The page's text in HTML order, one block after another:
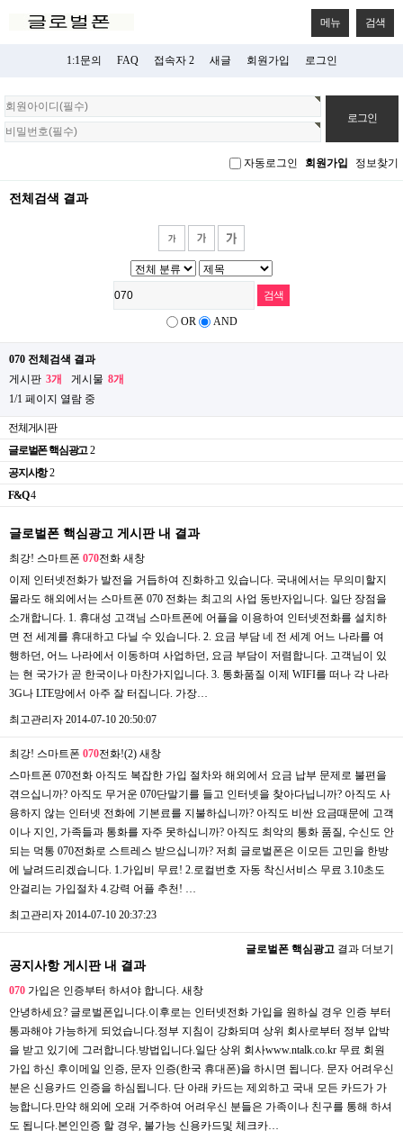
메뉴 검색
1:1문의 FAQ 접속자 2 새글 회원가입 로그인
회
원
로
자동로그인 회원가입 정보찾기
전체검색 결과
OR AND
070 전체검색 결과
게시판 3개 게시물 8개
1/1 페이지 열람 중
전체게시판
글로벌폰 핵심광고 2
공지사항 2
F&Q 4
글로벌폰 핵심광고 게시판 내 결과
최강! 스마트폰 070전화 새창
이제 인터넷전화가 발전을 거듭하여 진화하고 있습니다. 국내에서는 무의미할지
몰라도 해외에서는 스마트폰 070 전화는 최고의 사업 동반자입니다. 일단 장점을
소개합니다. 1. 휴대성 고객님 스마트폰에 어플을 이용하여 인터넷전화를 설치하
면 전 세계를 휴대하고 다닐 수 있습니다. 2. 요금 부담 네 전 세계 어느 나라를 여
행하던, 어느 나라에서 이동하며 사업하던, 요금 부담이 저렴합니다. 고객님이 있
는 현 국가가 곧 한국이나 마찬가지입니다. 3. 통화품질 이제 WIFI를 떠나 각 나라
3G나 LTE망에서 아주 잘 터집니다. 가장…
최고관리자 2014-07-10 20:50:07
최강! 스마트폰 070전화!(2) 새창
스마트폰 070전화 아직도 복잡한 가입 절차와 해외에서 요금 납부 문제로 불편을
겪으십니까? 아직도 무거운 070단말기를 들고 인터넷을 찾아다닙니까? 아직도 사
용하지 않는 인터넷 전화에 기본료를 지불하십니까? 아직도 비싼 요금때문에 고객
이나 지인, 가족들과 통화를 자주 못하십니까? 아직도 최악의 통화 품질, 수신도 안
되는 먹통 070전화로 스트레스 받으십니까? 저희 글로벌폰은 이모든 고민을 한방
에 날려드리겠습니다. 1.가입비 무료! 2.로컬번호 자동 착신서비스 무료 3.10초도
안걸리는 가입절차 4.강력 어플 추천! …
최고관리자 2014-07-10 20:37:23
글로벌폰 핵심광고 결과 더보기
공지사항 게시판 내 결과
070 가입은 인증부터 하셔야 합니다. 새창
안녕하세요? 글로벌폰입니다.이후로는 인터넷전화 가입을 원하실 경우 인증 부터
통과해야 가능하게 되었습니다.정부 지침이 강화되며 상위 회사로부터 정부 압박
을 받고 있기에 그러합니다.방법입니다.일단 상위 회사www.ntalk.co.kr 무료 회원
가입 하신 후이메일 인증, 문자 인증(한국 휴대폰)을 하시면 됩니다. 문자 어려우신
분은 신용카드 인증을 하심됩니다. 단 아래 카드는 제외하고 국내 모든 카드가 가
능합니다.만약 해외에 오래 거주하여 어려우신 분들은 가족이나 친구를 통해 하셔
도 됩니다.본인인증 할 경우, 불가능 신용카드및 체크카…